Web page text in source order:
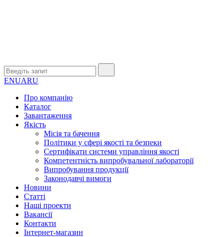
ENUARU
Про компанію
Каталог
Завантаження
Якість
Місія та бачення
Політики у сфері якості та безпеки
Сертифікати системи управління якості
Компетентність випробувальної лабораторії
Випробування продукції
Законодавчі вимоги
Новини
Статті
Наші проекти
Вакансії
Контакти
Інтернет-магазин